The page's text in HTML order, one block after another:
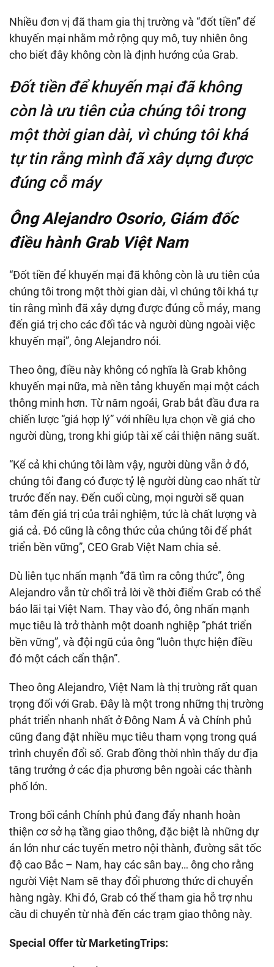
Nhiều đơn vị đã tham gia thị trường và “đốt tiền” để
khuyến mại nhằm mở rộng quy mô, tuy nhiên ông
cho biết đây không còn là định hướng của Grab.
Đốt tiền để khuyến mại đã không
còn là ưu tiên của chúng tôi trong
một thời gian dài, vì chúng tôi khá
tự tin rằng mình đã xây dựng được
đúng cỗ máy
Ông Alejandro Osorio, Giám đốc
điều hành Grab Việt Nam
“Đốt tiền để khuyến mại đã không còn là ưu tiên của
chúng tôi trong một thời gian dài, vì chúng tôi khá tự
tin rằng mình đã xây dựng được đúng cỗ máy, mang
đến giá trị cho các đối tác và người dùng ngoài việc
khuyến mại”, ông Alejandro nói.
Theo ông, điều này không có nghĩa là Grab không
khuyến mại nữa, mà nền tảng khuyến mại một cách
thông minh hơn. Từ năm ngoái, Grab bắt đầu đưa ra
chiến lược “giá hợp lý” với nhiều lựa chọn về giá cho
người dùng, trong khi giúp tài xế cải thiện năng suất.
“Kể cả khi chúng tôi làm vậy, người dùng vẫn ở đó,
chúng tôi đang có được tỷ lệ người dùng cao nhất từ
trước đến nay. Đến cuối cùng, mọi người sẽ quan
tâm đến giá trị của trải nghiệm, tức là chất lượng và
giá cả. Đó cũng là công thức của chúng tôi để phát
triển bền vững”, CEO Grab Việt Nam chia sẻ.
Dù liên tục nhấn mạnh “đã tìm ra công thức”, ông
Alejandro vẫn từ chối trả lời về thời điểm Grab có thể
báo lãi tại Việt Nam. Thay vào đó, ông nhấn mạnh
mục tiêu là trở thành một doanh nghiệp “phát triển
bền vững”, và đội ngũ của ông “luôn thực hiện điều
đó một cách cẩn thận”.
Theo ông Alejandro, Việt Nam là thị trường rất quan
trọng đối với Grab. Đây là một trong những thị trường
phát triển nhanh nhất ở Đông Nam Á và Chính phủ
cũng đang đặt nhiều mục tiêu tham vọng trong quá
trình chuyển đổi số. Grab đồng thời nhìn thấy dư địa
tăng trưởng ở các địa phương bên ngoài các thành
phố lớn.
Trong bối cảnh Chính phủ đang đẩy nhanh hoàn
thiện cơ sở hạ tầng giao thông, đặc biệt là những dự
án lớn như các tuyến metro nội thành, đường sắt tốc
độ cao Bắc – Nam, hay các sân bay… ông cho rằng
người Việt Nam sẽ thay đổi phương thức di chuyển
hàng ngày. Khi đó, Grab có thể tham gia hỗ trợ nhu
cầu di chuyển từ nhà đến các trạm giao thông này.
Special Offer từ MarketingTrips: